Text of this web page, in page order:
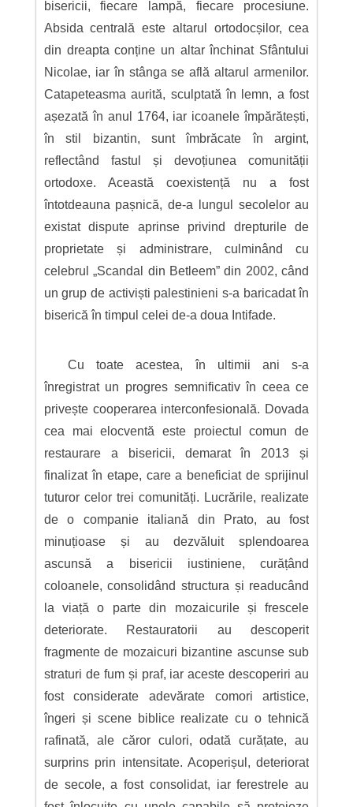
bisericii, fiecare lampă, fiecare procesiune.
Absida centrală este altarul ortodocșilor, cea
din dreapta conține un altar închinat Sfântului
Nicolae, iar în stânga se află altarul armenilor.
Catapeteasma aurită, sculptată în lemn, a fost
așezată în anul 1764, iar icoanele împărătești,
în stil bizantin, sunt îmbrăcate în argint,
reflectând fastul și devoțiunea comunității
ortodoxe. Această coexistență nu a fost
întotdeauna pașnică, de-a lungul secolelor au
existat dispute aprinse privind drepturile de
proprietate și administrare, culminând cu
celebrul „Scandal din Betleem” din 2002, când
un grup de activiști palestinieni s-a baricadat în
biserică în timpul celei de-a doua Intifade.
Cu toate acestea, în ultimii ani s-a
înregistrat un progres semnificativ în ceea ce
privește cooperarea interconfesională. Dovada
cea mai elocventă este proiectul comun de
restaurare a bisericii, demarat în 2013 și
finalizat în etape, care a beneficiat de sprijinul
tuturor celor trei comunități. Lucrările, realizate
de o companie italiană din Prato, au fost
minuțioase și au dezvăluit splendoarea
ascunsă a bisericii iustiniene, curățând
coloanele, consolidând structura și readucând
la viață o parte din mozaicurile și frescele
deteriorate. Restauratorii au descoperit
fragmente de mozaicuri bizantine ascunse sub
straturi de fum și praf, iar aceste descoperiri au
fost considerate adevărate comori artistice,
îngeri și scene biblice realizate cu o tehnică
rafinată, ale căror culori, odată curățate, au
surprins prin intensitate. Acoperișul, deteriorat
de secole, a fost consolidat, iar ferestrele au